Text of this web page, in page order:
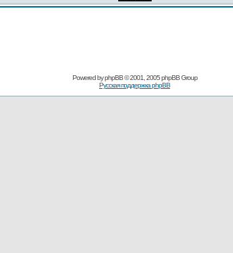
Powered byphpBB© 2001, 2005 phpBB Group
Русская поддержка phpBB